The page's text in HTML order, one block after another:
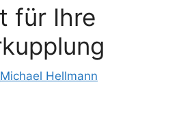
für Ihre
Michael Hellmann